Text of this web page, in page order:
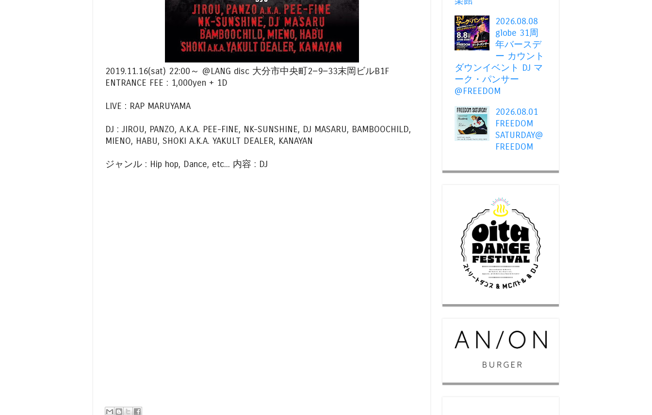
2019.11.16(sat) 22:00～ @LANG disc 大分市中央町2−9−33末岡ビルB1F
ENTRANCE FEE : 1,000yen + 1D
LIVE : RAP MARUYAMA
DJ : JIROU, PANZO, A.K.A. PEE-FINE, NK-SUNSHINE, DJ MASARU, BAMBOOCHILD,
MIENO, HABU, SHOKI A.K.A. YAKULT DEALER, KANAYAN
ジャンル : Hip hop, Dance, etc... 内容 : DJ
2026.08.08
globe 31周
年バースデ
ー カウント
ダウンイベント DJ マ
ーク・パンサー
@FREEDOM
2026.08.01
FREEDOM
SATURDAY@
FREEDOM